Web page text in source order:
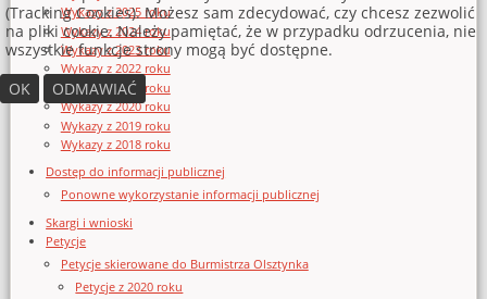
Wykazy z 2025 roku
Wykazy z 2024 roku
Wykazy z 2023 roku
Wykazy z 2022 roku
Wykazy z 2021 roku
Wykazy z 2020 roku
Wykazy z 2019 roku
Wykazy z 2018 roku
Dostęp do informacji publicznej
Ponowne wykorzystanie informacji publicznej
Skargi i wnioski
Petycje
Petycje skierowane do Burmistrza Olsztynka
Petycje z 2020 roku
(Tracking Cookies). Możesz sam zdecydować, czy chcesz zezwolić
na pliki cookie. Należy pamiętać, że w przypadku odrzucenia, nie
wszystkie funkcje strony mogą być dostępne.
OK
ODMAWIAĆ